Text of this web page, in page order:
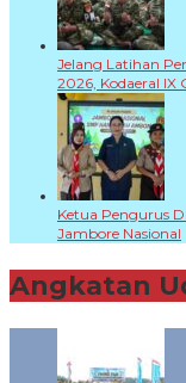
Jelang Latihan
2026, Kodaeral IX
Ketua Pengurus
Jambore Nasional
Angkatan